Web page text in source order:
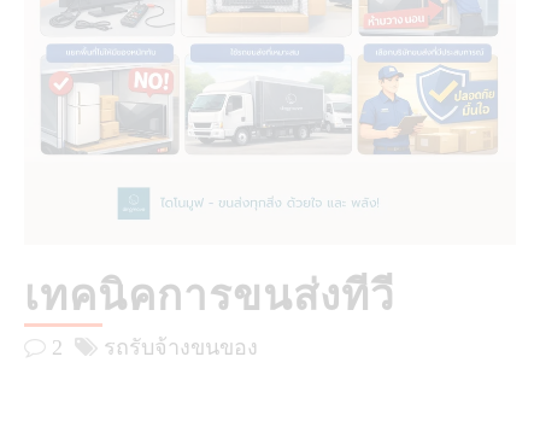
เทคนิคการขนส่งทีวี
2 รถรับจ้างขนของ